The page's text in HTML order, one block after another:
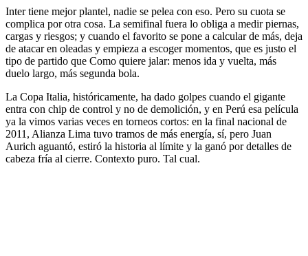
Inter tiene mejor plantel, nadie se pelea con eso. Pero su cuota se
complica por otra cosa. La semifinal fuera lo obliga a medir piernas,
cargas y riesgos; y cuando el favorito se pone a calcular de más, deja
de atacar en oleadas y empieza a escoger momentos, que es justo el
tipo de partido que Como quiere jalar: menos ida y vuelta, más
duelo largo, más segunda bola.
La Copa Italia, históricamente, ha dado golpes cuando el gigante
entra con chip de control y no de demolición, y en Perú esa película
ya la vimos varias veces en torneos cortos: en la final nacional de
2011, Alianza Lima tuvo tramos de más energía, sí, pero Juan
Aurich aguantó, estiró la historia al límite y la ganó por detalles de
cabeza fría al cierre. Contexto puro. Tal cual.